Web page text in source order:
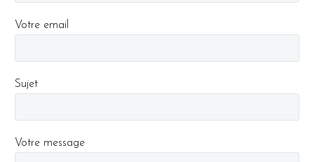
Votre email
Sujet
Votre message